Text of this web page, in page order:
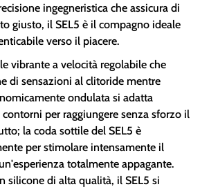
ingegneristica che assicura di
giusto, il SEL5 è il compagno ideale
verso il piacere.
vibrante a velocità regolabile che
di sensazioni al clitoride mentre
ondulata si adatta
per raggiungere senza sforzo il
la coda sottile del SEL5 è
per stimolare intensamente il
totalmente appagante.
silicone di alta qualità, il SEL5 si